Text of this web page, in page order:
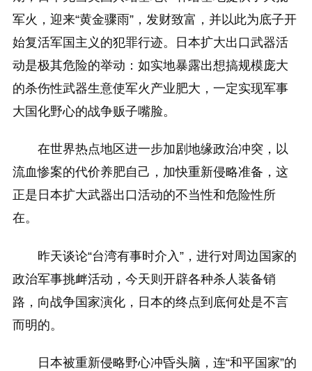
军火，迎来“黄金骤雨”，发财致富，并以此为底子开
始复活军国主义的犯罪行迹。日本扩大出口武器活
动是极其危险的举动：如实地暴露出想搞规模庞大
的杀伤性武器生意使军火产业肥大，一定实现军事
大国化野心的战争贩子嘴脸。
在世界热点地区进一步加剧地缘政治冲突，以
流血惨案的代价养肥自己，加快重新侵略准备，这
正是日本扩大武器出口活动的不当性和危险性所
在。
昨天谈论“台湾有事时介入”，进行对周边国家的
政治军事挑衅活动，今天则开辟各种杀人装备销
路，向战争国家演化，日本的终点到底何处是不言
而明的。
日本被重新侵略野心冲昏头脑，连“和平国家”的